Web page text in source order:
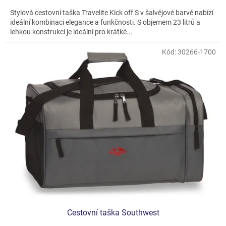
z
5
hvězdiček.
Stylová cestovní taška Travelite Kick off S v šalvějové barvě nabízí
ideální kombinaci elegance a funkčnosti. S objemem 23 litrů a
lehkou konstrukcí je ideální pro krátké...
Cestovní taška Southwest
Kód:30266-1700